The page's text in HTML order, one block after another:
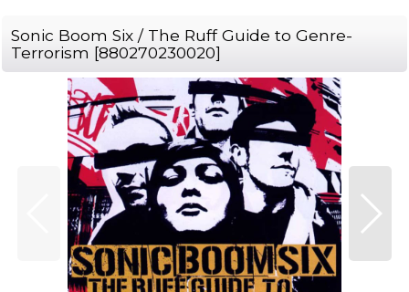
Sonic Boom Six / The Ruff Guide to Genre-
Terrorism [880270230020]